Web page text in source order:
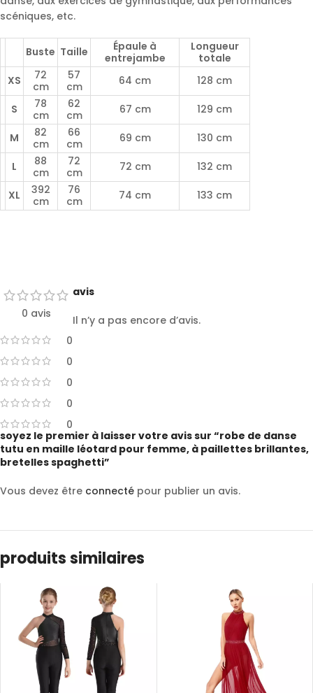
scéniques, etc.
Buste Taille
Épaule à
entrejambe
Longueur
totale
XS
72
cm
57
cm
64 cm 128 cm
S
78
cm
62
cm
67 cm 129 cm
M
82
cm
66
cm
69 cm 130 cm
L
88
cm
72
cm
72 cm 132 cm
XL
392
cm
76
cm
74 cm 133 cm
0 avis
0
0
0
0
0
avis
Il n’y a pas encore d’avis.
soyez le premier à laisser votre avis sur “robe de danse
tutu en maille léotard pour femme, à paillettes brillantes,
bretelles spaghetti”
Vous devez être connecté pour publier un avis.
produits similaires